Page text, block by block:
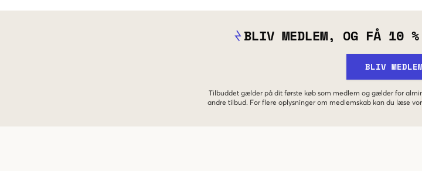
BLIV MEDLEM, OG FÅ 10
BLIV
Tilbuddet gælder på dit første køb som medlem og gælder for
andre tilbud. For flere oplysninger om medlemskab kan du læse